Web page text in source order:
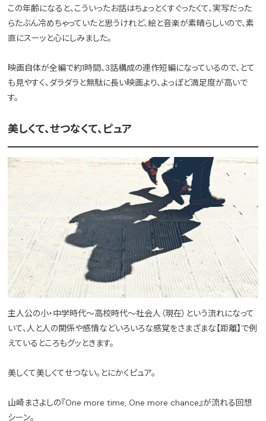
この年齢になると、こういったお話はちょっとくすぐったくて、実写だった
らたぶん冷めちゃっていたと思うけれど、絵と音楽が素晴らしいので、素
直にスーッと心にしみました。
映画自体が全編で約1時間、3話構成の連作短編になっているので、とて
も見やすく、ダラダラと無駄に長い映画より、よっぽど満足度が高いで
す。
美しくて、せつなくて、ピュア
主人公の小・中学時代～高校時代～社会人（現在）という流れになって
いて、人と人の関係や感情などいろいろな感覚をさまざまな【距離】で例
えているところもグッときます。
美しくて美しくてせつない。とにかくピュア。
山崎まさよしの『One more time, One more chance』が流れる回想
シーン。